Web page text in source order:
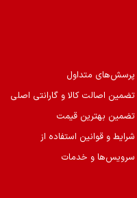
پرسش‌های متداول
تضمین اصالت کالا و گارانتی اصلی
تضمین بهترین قیمت
شرایط و قوانین استفاده از
سرویس‌ها و خدمات